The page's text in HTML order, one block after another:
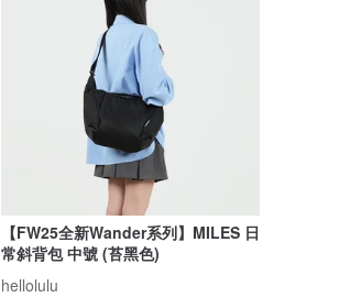
【FW25全新Wander系列】MILES 日
常斜背包 中號 (苔黑色)
hellolulu